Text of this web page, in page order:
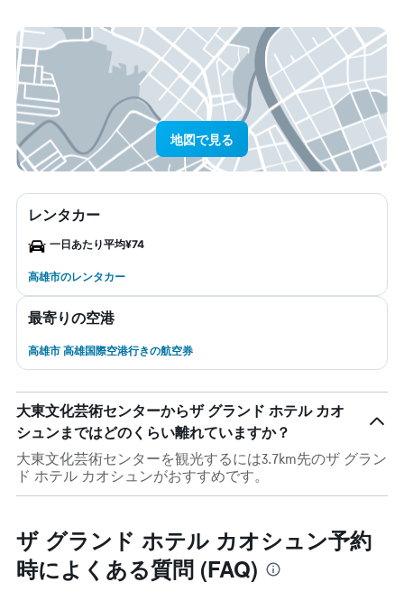
地図で見る
レンタカー
一日あたり平均¥74
高雄市のレンタカー
最寄りの空港
高雄市 高雄国際空港行きの航空券
大東文化芸術センターからザ グランド ホテル カオ
シュンまではどのくらい離れていますか？
大東文化芸術センターを観光するには3.7km先のザ グラン
ド ホテル カオシュンがおすすめです。
ザ グランド ホテル カオシュン予約
時によくある質問 (FAQ)